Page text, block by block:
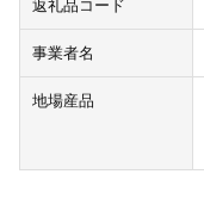
返礼品コード
事業者名
地場産品